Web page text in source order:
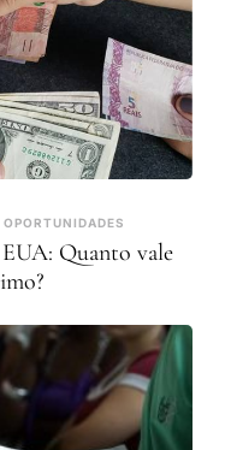
OPORTUNIDADES
Quanto vale